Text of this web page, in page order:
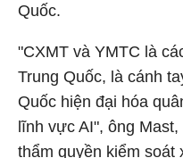
Quốc.
"CXMT và YMTC là
Trung Quốc, là cánh
Quốc hiện đại hóa
lĩnh vực AI", ông
thẩm quyền kiểm soát